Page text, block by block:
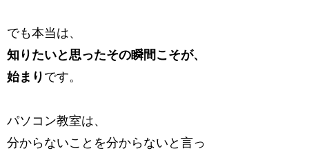
でも本当は、
知りたいと思ったその瞬間こそが、
始まり です。
パソコン教室は、
分からないことを分からないと言っ